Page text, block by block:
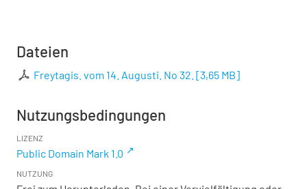
Dateien
Freytagis. vom 14. Augusti. No 32. [3,65 MB]
Nutzungsbedingungen
LIZENZ
Public Domain Mark 1.0
NUTZUNG